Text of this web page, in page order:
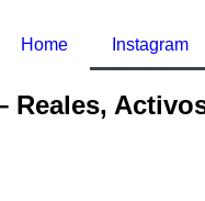
Home Instagram